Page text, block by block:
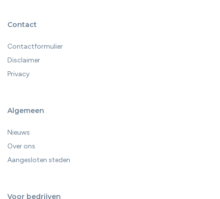
Contact
Contactformulier
Disclaimer
Privacy
Algemeen
Nieuws
Over ons
Aangesloten steden
Voor bedrijven